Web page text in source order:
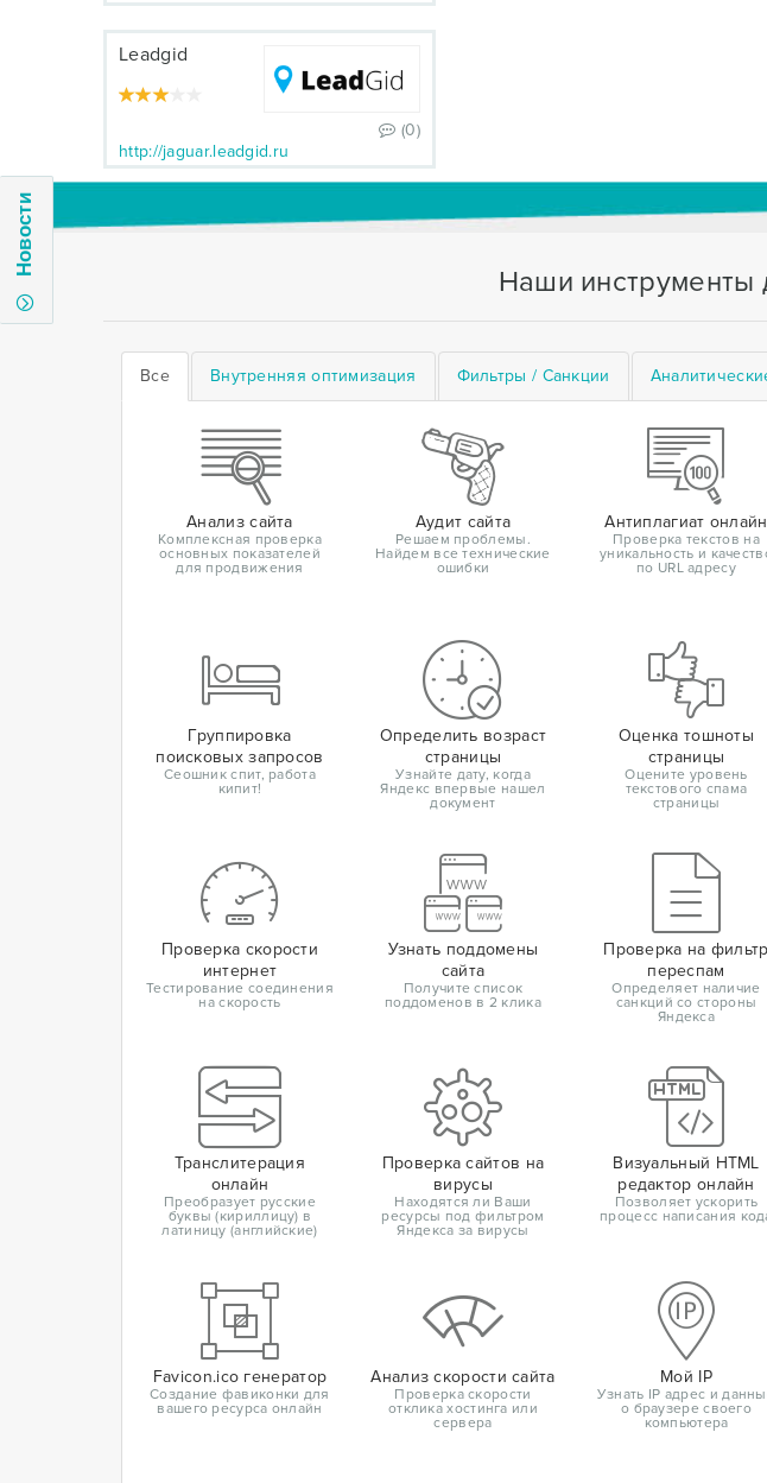
Новости
Leadgid
(0)
http://jaguar.leadgid.ru
Наши инструменты
Все Внутренняя оптимизация Фильтры / Санкции
Анализ сайта
Комплексная проверка
основных показателей
для продвижения
Аудит сайта
Решаем проблемы.
Найдем все технические
ошибки
Антиплагиат онлайн
Проверка текстов на
уникальность и
по URL адресу
Группировка
поисковых запросов
Сеошник спит, работа
кипит!
Определить возраст
страницы
Узнайте дату, когда
Яндекс впервые нашел
документ
Оценка тошноты
страницы
Оцените уровень
текстового спама
страницы
Проверка скорости
интернет
Тестирование соединения
на скорость
Узнать поддомены
сайта
Получите список
поддоменов в 2 клика
Проверка на фильтр
переспам
Определяет наличие
санкций со стороны
Яндекса
Транслитерация
онлайн
Преобразует русские
буквы (кириллицу) в
латиницу (английские)
Проверка сайтов на
вирусы
Находятся ли Ваши
ресурсы под фильтром
Яндекса за вирусы
Визуальный HTML
редактор онлайн
Позволяет ускорить
процесс написания
Favicon.ico генератор
Создание фавиконки для
вашего ресурса онлайн
Анализ скорости сайта
Проверка скорости
отклика хостинга или
сервера
Мой IP
Узнать IP адрес и
о браузере своего
компьютера